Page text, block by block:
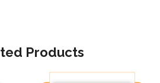
Products